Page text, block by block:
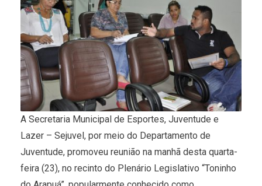
A Secretaria Municipal de Esportes, Juventude e
Lazer – Sejuvel, por meio do Departamento de
Juventude, promoveu reunião na manhã desta quarta-
feira (23), no recinto do Plenário Legislativo “Toninho